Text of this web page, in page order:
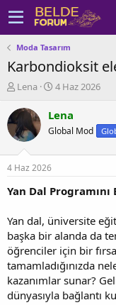
Moda Tasarım
Karbondioksit
K
n
u
y
b
a
ş
t
a
n
Lena
B
ş
l
a
ç
r
i
h
i
4 Haz 2026
Lena
Global Mod
4 Haz 2026
Yan Dal
Yan dal, üniversite
başka bir alanda da
öğrenciler için bir
tamamladığınızda
kazanımlar sunar?
dünyasıyla bağlantı